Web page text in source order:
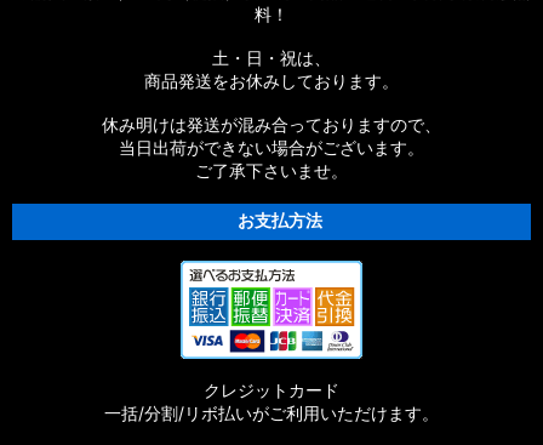
料！
土・日・祝は、
商品発送をお休みしております。
休み明けは発送が混み合っておりますので、
当日出荷ができない場合がございます。
ご了承下さいませ。
お支払方法
クレジットカード
一括/分割/リボ払いがご利用いただけます。